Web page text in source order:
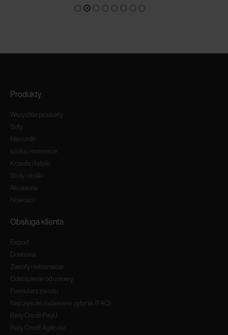
Produkty
Wszystkie produkty
Sofy
Narożniki
Łóżka i materace
Krzesła i fotele
Stoły i stoliki
Akcesoria
Nowości
Obsługa klienta
Export
Dostawa
Zwroty i reklamacje
Odstapienie od umowy
Formularz zwrotu
Najczęściej zadawane pytania (FAQ)
Raty Credit PayU
Raty Credit Agricole